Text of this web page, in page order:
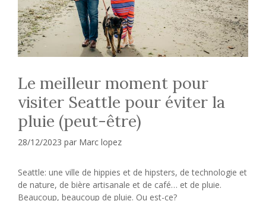
Le meilleur moment pour
visiter Seattle pour éviter la
pluie (peut-être)
28/12/2023 par Marc lopez
Seattle: une ville de hippies et de hipsters, de technologie et
de nature, de bière artisanale et de café… et de pluie.
Beaucoup, beaucoup de pluie. Ou est-ce?